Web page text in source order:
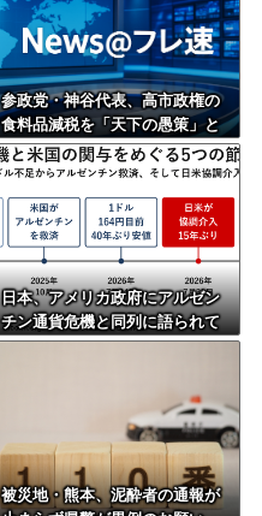
参政党・神谷代表、高市政権の
食料品減税を「天下の愚策」と
一刀両断
日本、アメリカ政府にアルゼン
チン通貨危機と同列に語られて
しまうwwwwwwもうすでに158
被災地・熊本、泥酔者の通報が